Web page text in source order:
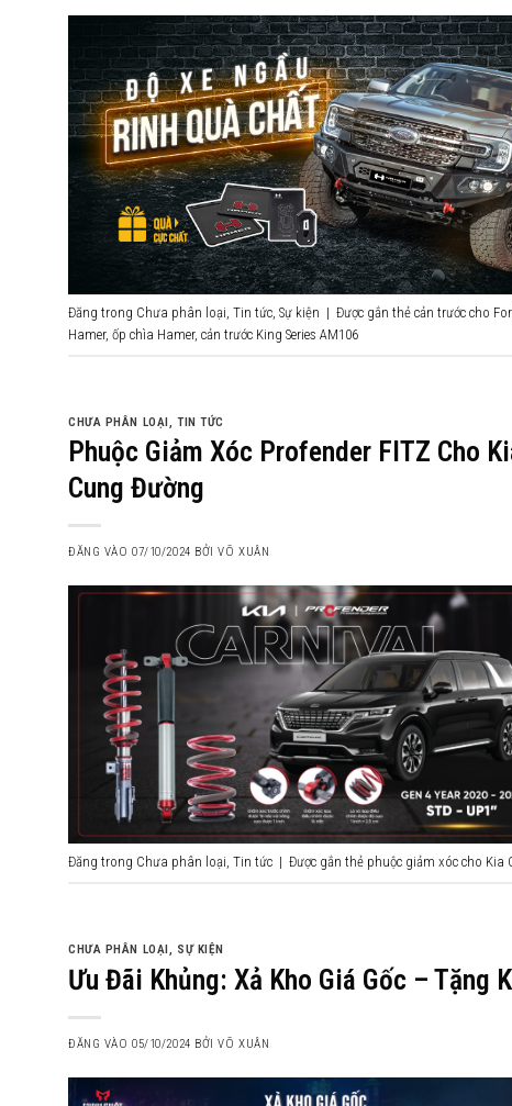
Đăng trong Chưa phân loại Tin tức Sự kiện | Được gắn thẻ cản trước cho
Hamer, ốp chìa Hamer, cản trước King Series AM106
CHƯA PHÂN LOẠI, TIN TỨC
Phuộc Giảm Xóc Profender FITZ Cho
Cung Đường
ĐĂNG VÀO07/10/2024 BỞIVÕ XUÂN
Đăng trong Chưa phân loại, Tin tức | Được gắn thẻ phuộc giảm xóc cho Kia
CHƯA PHÂN LOẠI, SỰ KIỆN
Ưu Đãi Khủng: Xả Kho Giá Gốc – Tặng
ĐĂNG VÀO05/10/2024 BỞIVÕ XUÂN